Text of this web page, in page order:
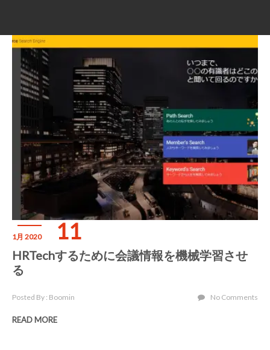
1月 2020 11
HRTechするために会議情報を機械学習させ
る
Posted By : Boomin No Comments
READ MORE